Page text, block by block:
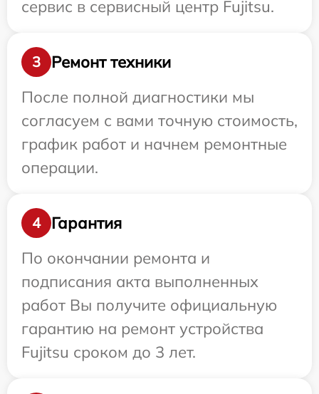
сервис в сервисный центр Fujitsu.
3
Ремонт техники
После полной диагностики мы
согласуем с вами точную стоимость,
график работ и начнем ремонтные
операции.
4
Гарантия
По окончании ремонта и
подписания акта выполненных
работ Вы получите официальную
гарантию на ремонт устройства
Fujitsu сроком до 3 лет.